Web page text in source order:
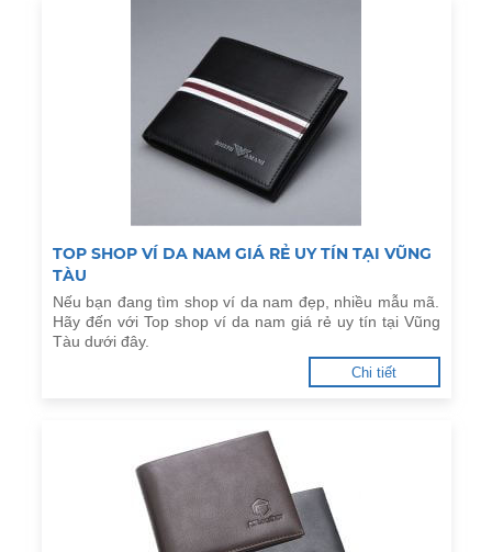
TOP SHOP VÍ DA NAM GIÁ RẺ UY TÍN TẠI VŨNG
TÀU
Nếu bạn đang tìm shop ví da nam đẹp, nhiều mẫu mã.
Hãy đến với Top shop ví da nam giá rẻ uy tín tại Vũng
Tàu dưới đây.
Chi tiết